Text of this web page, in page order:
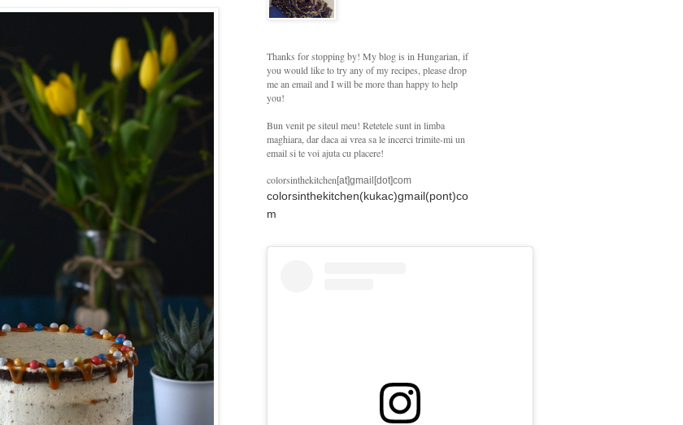
Thanks for stopping by! My blog is in Hungarian, if
you would like to try any of my recipes, please drop
me an email and I will be more than happy to help
you!
Bun venit pe siteul meu! Retetele sunt in limba
maghiara, dar daca ai vrea sa le incerci trimite-mi un
email si te voi ajuta cu placere!
colorsinthekitchen[at]gmail[dot]com
colorsinthekitchen(kukac)gmail(pont)co
m